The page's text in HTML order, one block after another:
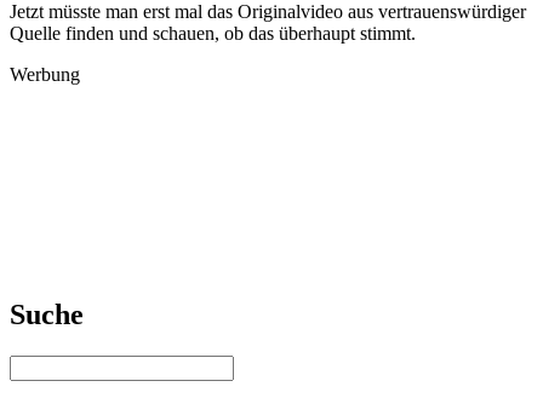
Jetzt müsste man erst mal das Originalvideo aus vertrauenswürdiger
Quelle finden und schauen, ob das überhaupt stimmt.
Werbung
Suche